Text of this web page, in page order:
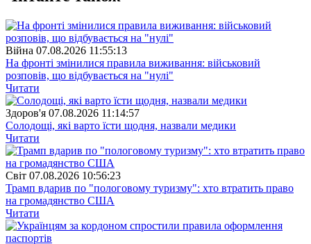
Війна 07.08.2026 11:55:13
На фронті змінилися правила виживання: військовий
розповів, що відбувається на "нулі"
Читати
Здоров'я 07.08.2026 11:14:57
Солодощі, які варто їсти щодня, назвали медики
Читати
Свiт 07.08.2026 10:56:23
Трамп вдарив по "пологовому туризму": хто втратить право
на громадянство США
Читати